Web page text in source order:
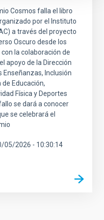
Cosmos falla el libro
por el Instituto
a través del proyecto
Oscuro desde los
la colaboración de
apoyo de la Dirección
Enseñanzas, Inclusión
Educación,
Física y Deportes
se dará a conocer
se celebrará el
05/2026 - 10:30:14